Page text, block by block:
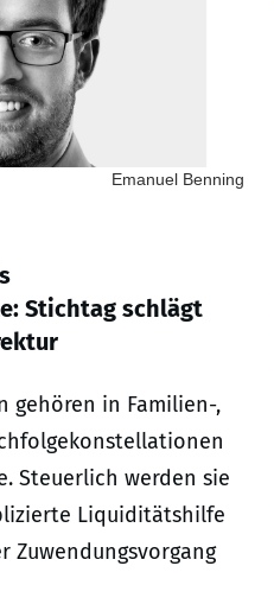
Emanuel Benning
Stichtag schlägt
gehören in Familien-,
Steuerlich werden sie
Liquiditätshilfe
Zuwendungsvorgang